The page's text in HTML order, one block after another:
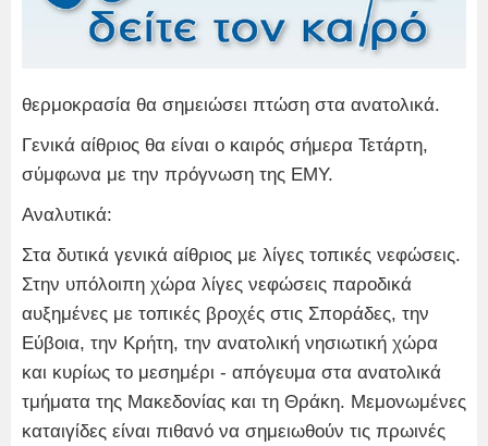
θερμοκρασία θα σημειώσει πτώση στα ανατολικά.
Γενικά αίθριος θα είναι ο καιρός σήμερα Τετάρτη,
σύμφωνα με την πρόγνωση της ΕΜΥ.
Αναλυτικά:
Στα δυτικά γενικά αίθριος με λίγες τοπικές νεφώσεις.
Στην υπόλοιπη χώρα λίγες νεφώσεις παροδικά
αυξημένες με τοπικές βροχές στις Σποράδες, την
Εύβοια, την Κρήτη, την ανατολική νησιωτική χώρα
και κυρίως το μεσημέρι - απόγευμα στα ανατολικά
τμήματα της Μακεδονίας και τη Θράκη. Μεμονωμένες
καταιγίδες είναι πιθανό να σημειωθούν τις πρωινές